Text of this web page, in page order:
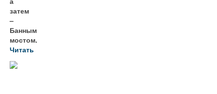
затем
–
Банным
мостом.
Читать